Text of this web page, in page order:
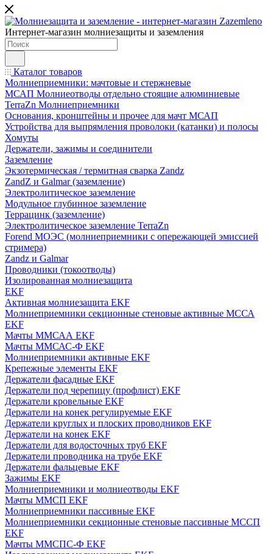
Интернет-магазин молниезащиты и заземления
Каталог товаров
Молниеприемники: мачтовые и стержневые
МСАП Молниеотводы отдельно стоящие алюминиевые
TerraZn Молниеприемники
Основания, кронштейны и прочее для мачт МСАП
Устройства для выпрямления проволоки (катанки) и полосы
Хомуты
Держатели, зажимы и соединители
Заземление
Экзотермическая / термитная сварка Zandz
ZandZ и Galmar (заземление)
Электролитическое заземление
Модульное глубинное заземление
Террацинк (заземление)
Электролитическое заземление TerraZn
Forend МОЭС (молниеприемники с опережающей эмиссией
стримера)
Zandz и Galmar
Проводники (токоотводы)
Изолированная молниезащита
EKF
Активная молниезащита EKF
Молниеприемники секционные стеновые активные МССА
EKF
Мачты ММСАА EKF
Мачты ММСАС-Ф EKF
Молниеприемники активные EKF
Крепежные элементы EKF
Держатели фасадные EKF
Держатели под черепицу (профлист) EKF
Держатели кровельные EKF
Держатели на конек регулируемые EKF
Держатели круглых и плоских проводников EKF
Держатели на конек EKF
Держатели для водосточных труб EKF
Держатели проводника на трубе EKF
Держатели фальцевые EKF
Зажимы EKF
Молниеприемники и молниеотводы EKF
Мачты ММСП EKF
Молниеприемники пассивные EKF
Молниеприемники секционные стеновые пассивные МССП
EKF
Мачты ММСПС-Ф EKF